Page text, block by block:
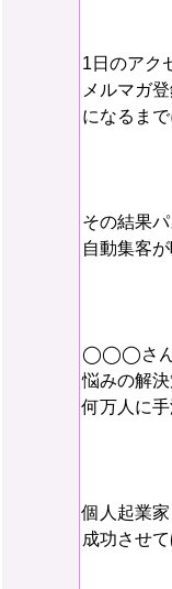
1日のアク
メルマガ
になるまで
その結果
自動集客
◯◯◯さん
悩みの解決
何万人に
個人起業
成功させて